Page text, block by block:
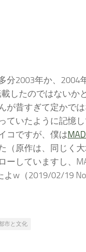
分2003年か、2004
したのではないか
が昔すぎて定かで
ていたように記憶
コですが、僕は
（原作は、同じく
していますし、
よw（2019/02/19
市と文化